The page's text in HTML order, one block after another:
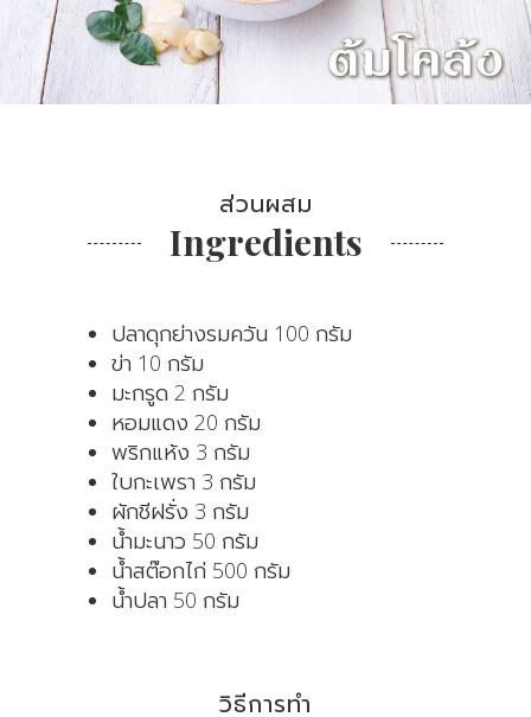
ส่วนผสม
Ingredients
ปลาดุกย่างรมควัน 100 กรัม
ข่า 10 กรัม
มะกรูด 2 กรัม
หอมแดง 20 กรัม
พริกแห้ง 3 กรัม
ใบกะเพรา 3 กรัม
ผักชีฝรั่ง 3 กรัม
น้ำมะนาว 50 กรัม
น้ำสต๊อกไก่ 500 กรัม
น้ำปลา 50 กรัม
วิธีการทำ